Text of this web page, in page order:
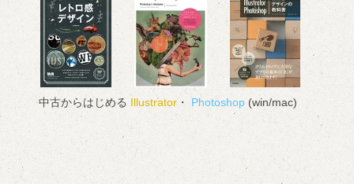
中古からはじめる Illustrator・Photoshop(win/mac)